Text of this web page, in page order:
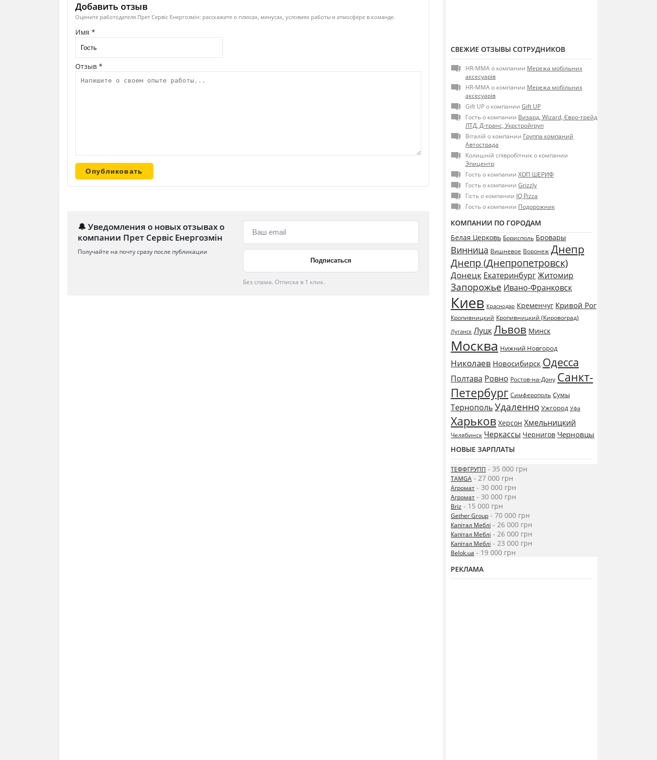
Добавить отзыв
Оцените работодателя Прет Сервіс Енергозмін: расскажите о плюсах, минусах, условиях работы и атмосфере в команде.
Имя *
Отзыв *
🔔 Уведомления о новых отзывах о
компании Прет Сервіс Енергозмін
Получайте на почту сразу после публикации
Без спама. Отписка в 1 клик.
СВЕЖИЕ ОТЗЫВЫ СОТРУДНИКОВ
HR-MMA о компании Мережа мобільних
аксесуарів
HR-MMA о компании Мережа мобільних
аксесуарів
Gift UP о компании Gift UP
Гость о компании Визард, Wizard, Євро-трейд
ЛТД, Д-транс, Укрстройгруп
Віталій о компании Группа компаний
Автострада
Колишній співробітник о компании
Эпицентр
Гость о компании ХОП ШЕРИФ
Гость о компании Grizzly
Гість о компании IQ Pizza
Гость о компании Подорожник
КОМПАНИИ ПО ГОРОДАМ
Белая Церковь Борисполь Бровары
Винница Вишневое Воронеж Днепр
Днепр (Днепропетровск)
Донецк ЕкатеринбургЖитомир
Запорожье Ивано-Франковск
Киев Краснодар Кременчуг Кривой Рог
Кропивницкий Кропивницкий (Кировоград)
Луганск ЛуцкЛьвов Минск
Москва Нижний Новгород
Николаев Новосибирск Одесса
Полтава Ровно Ростов-на-Дону Санкт-
Петербург Симферополь Сумы
ТернопольУдаленно Ужгород Уфа
Харьков Херсон Хмельницкий
Челябинск Черкассы Чернигов Черновцы
НОВЫЕ ЗАРПЛАТЫ
ТЕФФГРУПП - 35 000 грн
TAMGA - 27 000 грн
Агромат - 30 000 грн
Агромат - 30 000 грн
Briz - 15 000 грн
Gether Group - 70 000 грн
Капітал Меблі - 26 000 грн
Капітал Меблі - 26 000 грн
Капітал Меблі - 23 000 грн
Belok.ua - 19 000 грн
РЕКЛАМА